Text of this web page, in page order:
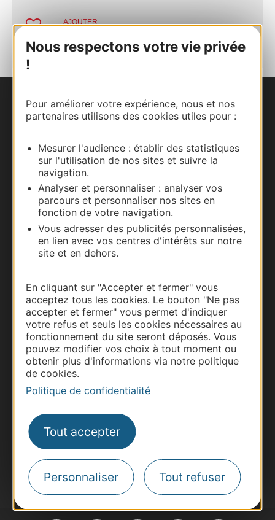
Nous respectons votre vie privée
!
Pour améliorer votre expérience, nous et nos
partenaires utilisons des cookies utiles pour :
Mesurer l'audience : établir des statistiques
sur l'utilisation de nos sites et suivre la
navigation.
Analyser et personnaliser : analyser vos
parcours et personnaliser nos sites en
fonction de votre navigation.
Vous adresser des publicités personnalisées,
en lien avec vos centres d'intérêts sur notre
site et en dehors.
En cliquant sur "Accepter et fermer" vous
acceptez tous les cookies. Le bouton "Ne pas
accepter et fermer" vous permet d'indiquer
votre refus et seuls les cookies nécessaires au
fonctionnement du site seront déposés. Vous
pouvez modifier vos choix à tout moment ou
obtenir plus d'informations via notre politique
de cookies.
Politique de confidentialité
Tout accepter
Personnaliser Tout refuser
AJOUTER
Nous contacter
Documentation
Thermalisme
Business/Mice
Pros d'Occitanie
Site presse et d'influence
Voyagistes
Inscrivez-vous à la lettre d'information
Destination Occitanie pour recevoir des
suggestions de séjours, de visites et de sorties.
Je m'abonne